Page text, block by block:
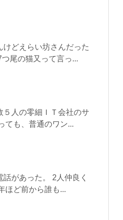
どえらい坊さんだった
尾の猫又って言っ...
５人の零細ＩＴ会社のサ
ても、普通のワン...
があった。 2人仲良く
ほど前から誰も...